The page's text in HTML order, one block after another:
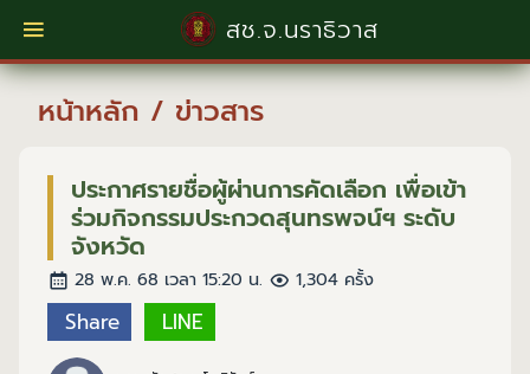
สช.จ.นราธิวาส
หน้าหลัก / ข่าวสาร
ประกาศรายชื่อผู้ผ่านการคัดเลือก เพื่อเข้า
ร่วมกิจกรรมประกวดสุนทรพจน์ฯ ระดับ
จังหวัด
28 พ.ค. 68 เวลา 15:20 น. 1,304 ครั้ง
Share LINE